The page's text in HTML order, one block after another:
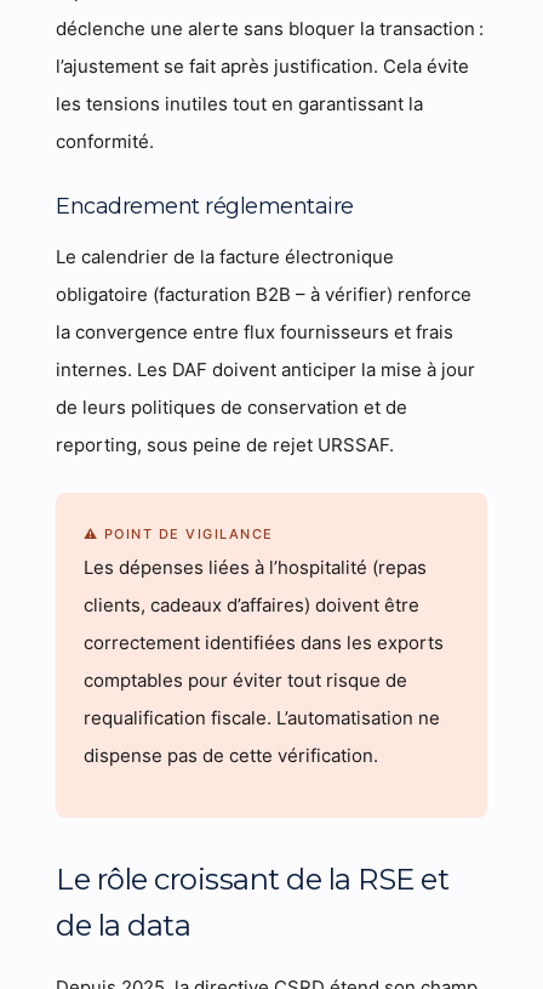
déclenche une alerte sans bloquer la transaction :
l’ajustement se fait après justification. Cela évite
les tensions inutiles tout en garantissant la
conformité.
Encadrement réglementaire
Le calendrier de la facture électronique
obligatoire (facturation B2B – à vérifier) renforce
la convergence entre flux fournisseurs et frais
internes. Les DAF doivent anticiper la mise à jour
de leurs politiques de conservation et de
reporting, sous peine de rejet URSSAF.
⚠ POINT DE VIGILANCE
Les dépenses liées à l’hospitalité (repas
clients, cadeaux d’affaires) doivent être
correctement identifiées dans les exports
comptables pour éviter tout risque de
requalification fiscale. L’automatisation ne
dispense pas de cette vérification.
Le rôle croissant de la RSE et
de la data